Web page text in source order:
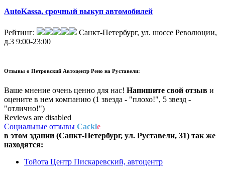
AutoKassa, срочный выкуп автомобилей
Рейтинг:
Санкт-Петербург, ул. шоссе Революции,
д.3 9:00-23:00
Отзывы о Петровский Автоцентр Рено на Руставели:
Ваше мнение очень ценно для нас! Напишите свой отзыв и
оцените в нем компанию (1 звезда - "плохо!", 5 звезд -
"отлично!")
Reviews are disabled
Социальные отзывы Cackle
в этом здании (Санкт-Петербург, ул. Руставели, 31) так же
находятся:
Тойота Центр Пискаревский, автоцентр